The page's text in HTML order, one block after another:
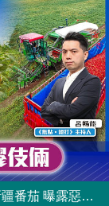
【直播】【焦點短打】EP718：英媒抹黑新疆番茄 曝露惡毒荒謬伎倆